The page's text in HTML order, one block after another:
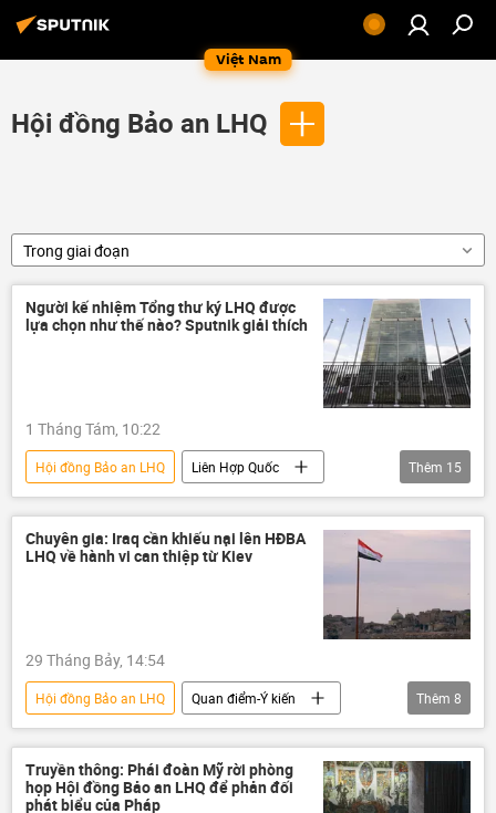
Việt Nam
Hội đồng Bảo an LHQ
Trong giai đoạn
Người kế nhiệm Tổng thư ký LHQ được
lựa chọn như thế nào? Sputnik giải thích
1 Tháng Tám, 10:22
Hội đồng Bảo an LHQ
Liên Hợp Quốc
Antonio Guterres
Thế giới
Sputnik
Tổng thư ký Liên Hợp Quốc
Brazil
Chile
Mexico
Costa Rica
Ecuador
Quan điểm-Ý kiến
Thêm 15
Chuyên gia: Iraq cần khiếu nại lên HĐBA
LHQ về hành vi can thiệp từ Kiev
29 Tháng Bảy, 14:54
Hội đồng Bảo an LHQ
Quan điểm-Ý kiến
chuyên gia
Iraq
Trung Đông
Thế giới
Liên Hợp Quốc
Ukraina
Kiev
Sputnik
Thêm 8
Truyền thông: Phái đoàn Mỹ rời phòng
họp Hội đồng Bảo an LHQ để phản đối
phát biểu của Pháp